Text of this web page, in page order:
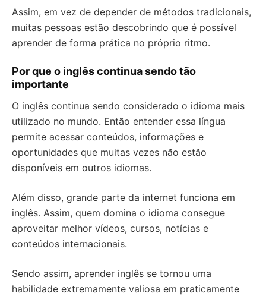
Assim, em vez de depender de métodos tradicionais,
muitas pessoas estão descobrindo que é possível
aprender de forma prática no próprio ritmo.
Por que o inglês continua sendo tão
importante
O inglês continua sendo considerado o idioma mais
utilizado no mundo. Então entender essa língua
permite acessar conteúdos, informações e
oportunidades que muitas vezes não estão
disponíveis em outros idiomas.
Além disso, grande parte da internet funciona em
inglês. Assim, quem domina o idioma consegue
aproveitar melhor vídeos, cursos, notícias e
conteúdos internacionais.
Sendo assim, aprender inglês se tornou uma
habilidade extremamente valiosa em praticamente